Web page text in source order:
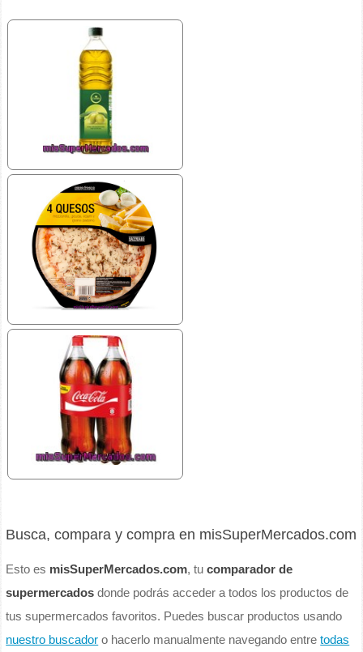
Busca, compara y compra en misSuperMercados.com
Esto es misSuperMercados.com, tucomparador de
supermercados donde podrás acceder a todos los productos de
tus supermercados favoritos. Puedes buscar productos usando
nuestro buscador o hacerlo manualmente navegando entretodas